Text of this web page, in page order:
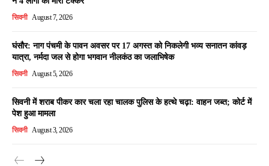
सिवनी August 7, 2026
घंसौर: नाग पंचमी के पावन अवसर पर 17 अगस्त को निकलेगी भव्य सनातन कांवड़
यात्रा, नर्मदा जल से होगा भगवान नीलकंठ का जलाभिषेक
सिवनी August 5, 2026
सिवनी में शराब पीकर कार चला रहा चालक पुलिस के हत्थे चढ़ा: वाहन जब्त; कोर्ट में
पेश हुआ मामला
सिवनी August 3, 2026